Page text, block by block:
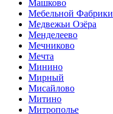
Машково
Мебельной Фабрики
Медвежьи Озёра
Менделеево
Мечниково
Мечта
Минино
Мирный
Мисайлово
Митино
Митрополье